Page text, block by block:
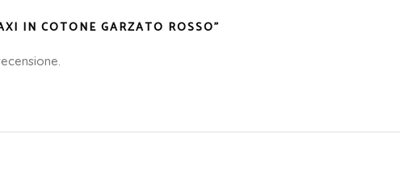
IN COTONE GARZATO ROSSO”